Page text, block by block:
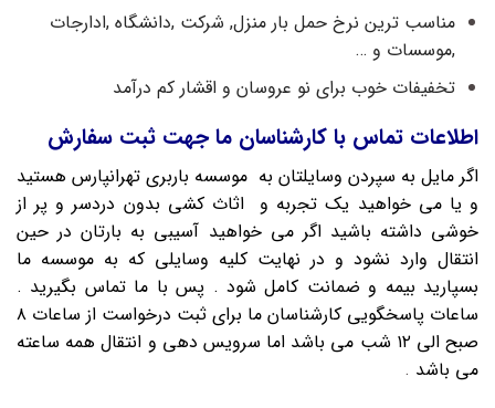
مناسب ترین نرخ حمل بار منزل, شرکت ,دانشگاه ,ادارجات
,موسسات و …
تخفیفات خوب برای نو عروسان و اقشار کم درآمد
اطلاعات تماس با کارشناسان ما جهت ثبت سفارش
اگر مایل به سپردن وسایلتان به موسسه باربری تهرانپارس هستید
و یا می خواهید یک تجربه و اثاث کشی بدون دردسر و پر از
خوشی داشته باشید اگر می خواهید آسیبی به بارتان در حین
انتقال وارد نشود و در نهایت کلیه وسایلی که به موسسه ما
بسپارید بیمه و ضمانت کامل شود . پس با ما تماس بگیرید .
ساعات پاسخگویی کارشناسان ما برای ثبت درخواست از ساعات ۸
صبح الی ۱۲ شب می باشد اما سرویس دهی و انتقال همه ساعته
می باشد .